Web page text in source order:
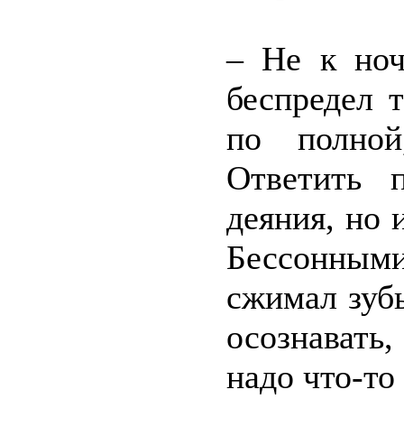
– Не к
беспредел
по
Ответить
деяния, но
сжимал
надо что-